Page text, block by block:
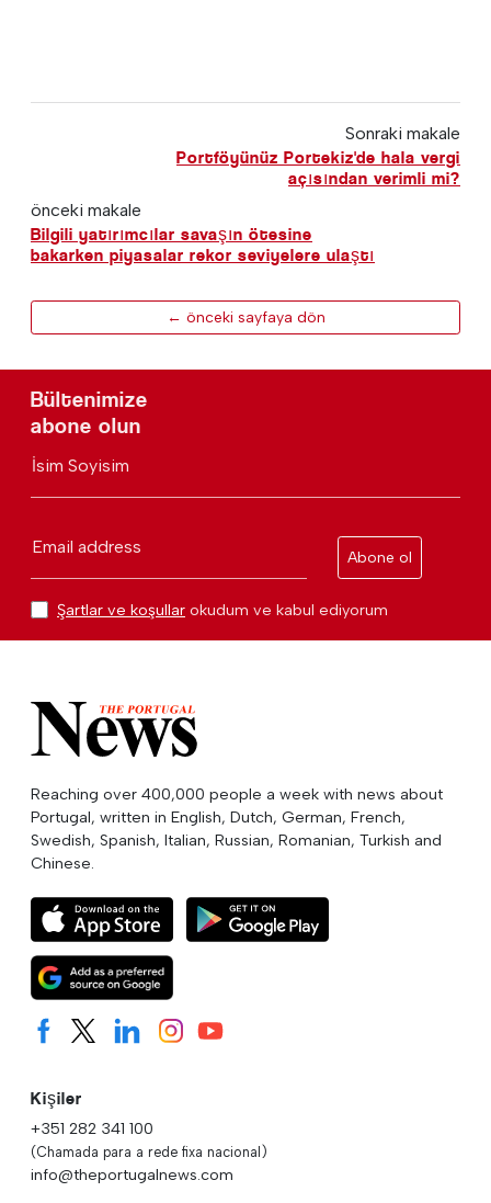
Sonraki makale
Portföyünüz Portekiz'de hala vergi
açısından verimli mi?
önceki makale
Bilgili yatırımcılar savaşın ötesine
bakarken piyasalar rekor seviyelere ulaştı
← önceki sayfaya dön
Bültenimize
abone olun
İsim Soyisim
Email address
Abone ol
Şartlar ve koşullar okudum ve kabul ediyorum
Reaching over 400,000 people a week with news about
Portugal, written in English, Dutch, German, French,
Swedish, Spanish, Italian, Russian, Romanian, Turkish and
Chinese.
Kişiler
+351 282 341 100
(Chamada para a rede fixa nacional)
info@theportugalnews.com